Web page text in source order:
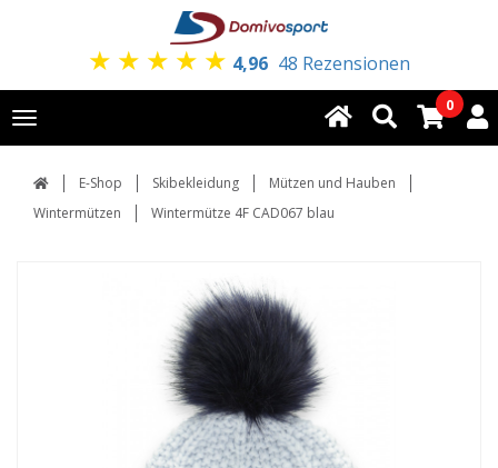
★ ★ ★ ★ ★ 4,96 48 Rezensionen
Toggle
navigation
0
E-Shop Skibekleidung
Mützen und Hauben
Wintermützen
Wintermütze 4F CAD067 blau